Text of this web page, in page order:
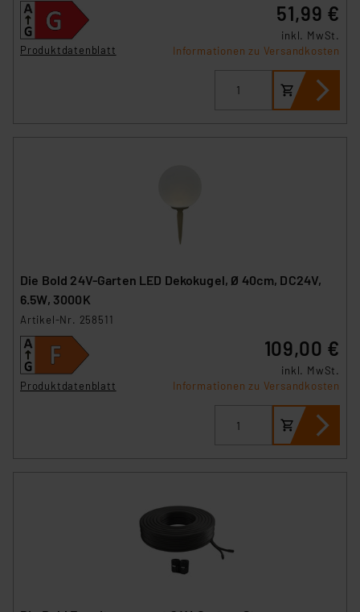
Produktdatenblatt
51,99 €
inkl. MwSt.
Informationen zu Versandkosten
Die Bold 24V-Garten LED Dekokugel, Ø 40cm, DC24V,
6.5W, 3000K
Artikel-Nr. 258511
Produktdatenblatt
109,00 €
inkl. MwSt.
Informationen zu Versandkosten